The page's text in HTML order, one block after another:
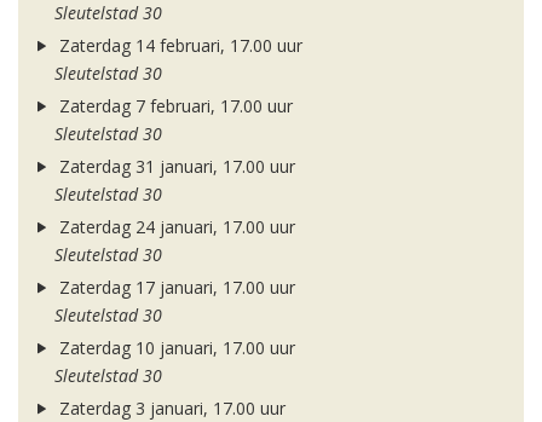
Sleutelstad 30
Zaterdag 14 februari, 17.00 uur
Sleutelstad 30
Zaterdag 7 februari, 17.00 uur
Sleutelstad 30
Zaterdag 31 januari, 17.00 uur
Sleutelstad 30
Zaterdag 24 januari, 17.00 uur
Sleutelstad 30
Zaterdag 17 januari, 17.00 uur
Sleutelstad 30
Zaterdag 10 januari, 17.00 uur
Sleutelstad 30
Zaterdag 3 januari, 17.00 uur